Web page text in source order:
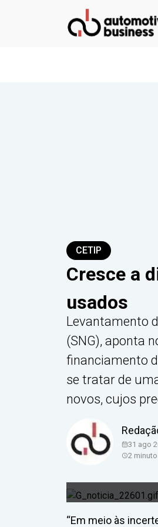
CETIP
Cresce a
usados
Levantamento
(SNG), aponta
financiamento
se tratar de
novos, cujos
31 ago
2
“Em meio às